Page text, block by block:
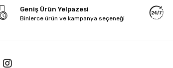
Geniş Ürün Yelpazesi
Binlerce ürün ve kampanya seçeneği